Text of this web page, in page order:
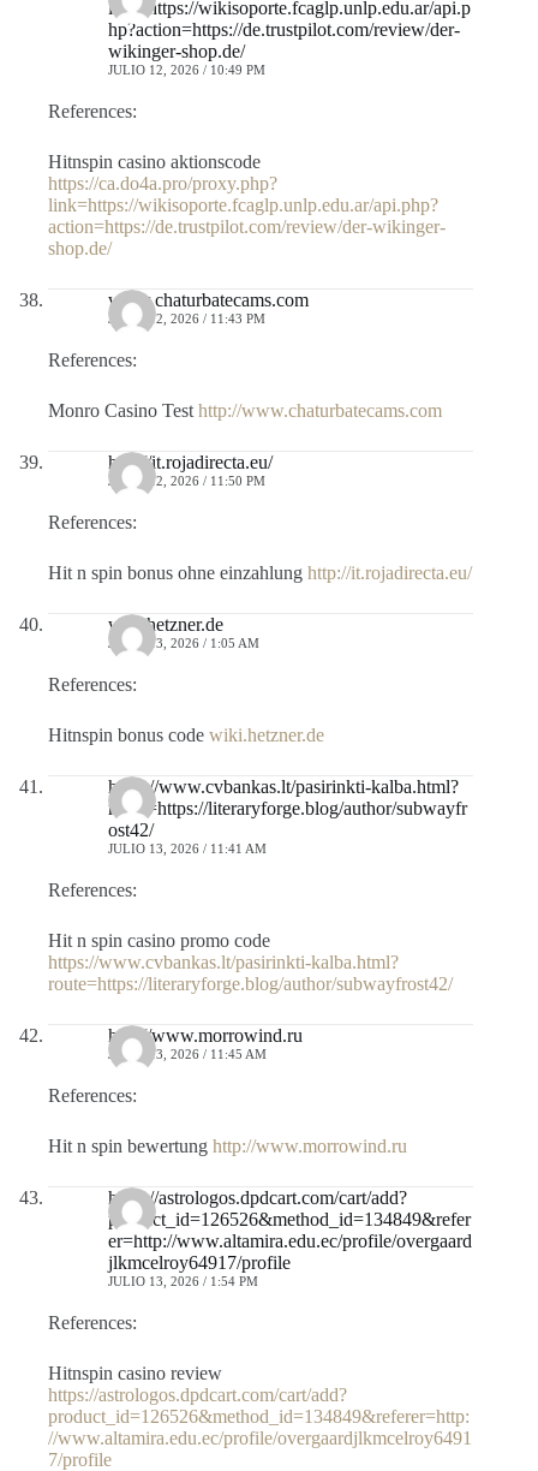
link=https://wikisoporte.fcaglp.unlp.edu.ar/api.p
hp?action=https://de.trustpilot.com/review/der-
wikinger-shop.de/
JULIO 12, 2026 / 10:49 PM
References:
Hitnspin casino aktionscode
https://ca.do4a.pro/proxy.php?
link=https://wikisoporte.fcaglp.unlp.edu.ar/api.php?
action=https://de.trustpilot.com/review/der-wikinger-
shop.de/
www.chaturbatecams.com
JULIO 12, 2026 / 11:43 PM
References:
Monro Casino Test http://www.chaturbatecams.com
http://it.rojadirecta.eu/
JULIO 12, 2026 / 11:50 PM
References:
Hit n spin bonus ohne einzahlung http://it.rojadirecta.eu/
wiki.hetzner.de
JULIO 13, 2026 / 1:05 AM
References:
Hitnspin bonus code wiki.hetzner.de
https://www.cvbankas.lt/pasirinkti-kalba.html?
route=https://literaryforge.blog/author/subwayfr
ost42/
JULIO 13, 2026 / 11:41 AM
References:
Hit n spin casino promo code
https://www.cvbankas.lt/pasirinkti-kalba.html?
route=https://literaryforge.blog/author/subwayfrost42/
http://www.morrowind.ru
JULIO 13, 2026 / 11:45 AM
References:
Hit n spin bewertung http://www.morrowind.ru
https://astrologos.dpdcart.com/cart/add?
product_id=126526&method_id=134849&refer
er=http://www.altamira.edu.ec/profile/overgaard
jlkmcelroy64917/profile
JULIO 13, 2026 / 1:54 PM
References:
Hitnspin casino review
https://astrologos.dpdcart.com/cart/add?
product_id=126526&method_id=134849&referer=http:
//www.altamira.edu.ec/profile/overgaardjlkmcelroy6491
7/profile